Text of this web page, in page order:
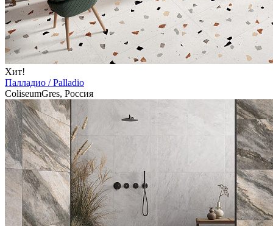
Хит!
Палладио / Palladio
ColiseumGres, Россия